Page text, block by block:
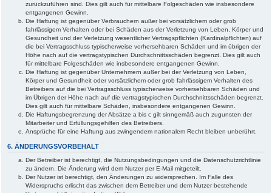
zurückzuführen sind. Dies gilt auch für mittelbare Folgeschäden wie insbesondere
entgangenen Gewinn.
Die Haftung ist gegenüber Verbrauchern außer bei vorsätzlichem oder grob
fahrlässigem Verhalten oder bei Schäden aus der Verletzung von Leben, Körper und
Gesundheit und der Verletzung wesentlicher Vertragspflichten (Kardinalpflichten) auf
die bei Vertragsschluss typischerweise vorhersehbaren Schäden und im übrigen der
Höhe nach auf die vertragstypischen Durchschnittsschäden begrenzt. Dies gilt auch
für mittelbare Folgeschäden wie insbesondere entgangenen Gewinn.
Die Haftung ist gegenüber Unternehmern außer bei der Verletzung von Leben,
Körper und Gesundheit oder vorsätzlichem oder grob fahrlässigem Verhalten des
Betreibers auf die bei Vertragsschluss typischerweise vorhersehbaren Schäden und
im Übrigen der Höhe nach auf die vertragstypischen Durchschnittsschäden begrenzt.
Dies gilt auch für mittelbare Schäden, insbesondere entgangenen Gewinn.
Die Haftungsbegrenzung der Absätze a bis c gilt sinngemäß auch zugunsten der
Mitarbeiter und Erfüllungsgehilfen des Betreibers.
Ansprüche für eine Haftung aus zwingendem nationalem Recht bleiben unberührt.
6. ÄNDERUNGSVORBEHALT
Der Betreiber ist berechtigt, die Nutzungsbedingungen und die Datenschutzrichtlinie
zu ändern. Die Änderung wird dem Nutzer per E-Mail mitgeteilt.
Der Nutzer ist berechtigt, den Änderungen zu widersprechen. Im Falle des
Widerspruchs erlischt das zwischen dem Betreiber und dem Nutzer bestehende